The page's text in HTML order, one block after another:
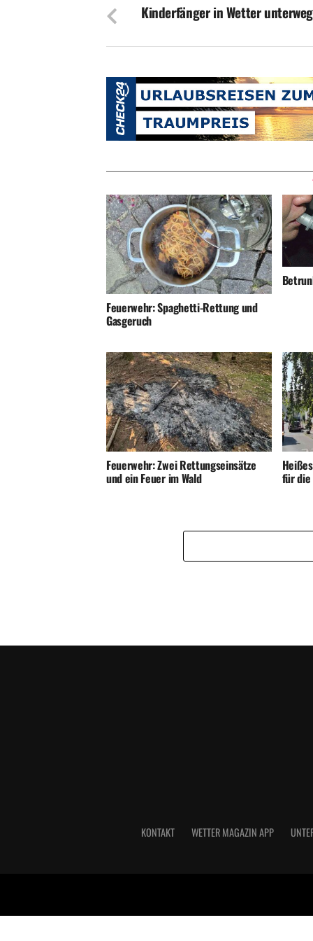
Kinderfänger in Wetter
Feuerwehr: Spaghetti-Rettung und
Gasgeruch
Feuerwehr: Zwei Rettungseinsätze
und ein Feuer im Wald für die
KONTAKT WETTER MAGAZIN APP